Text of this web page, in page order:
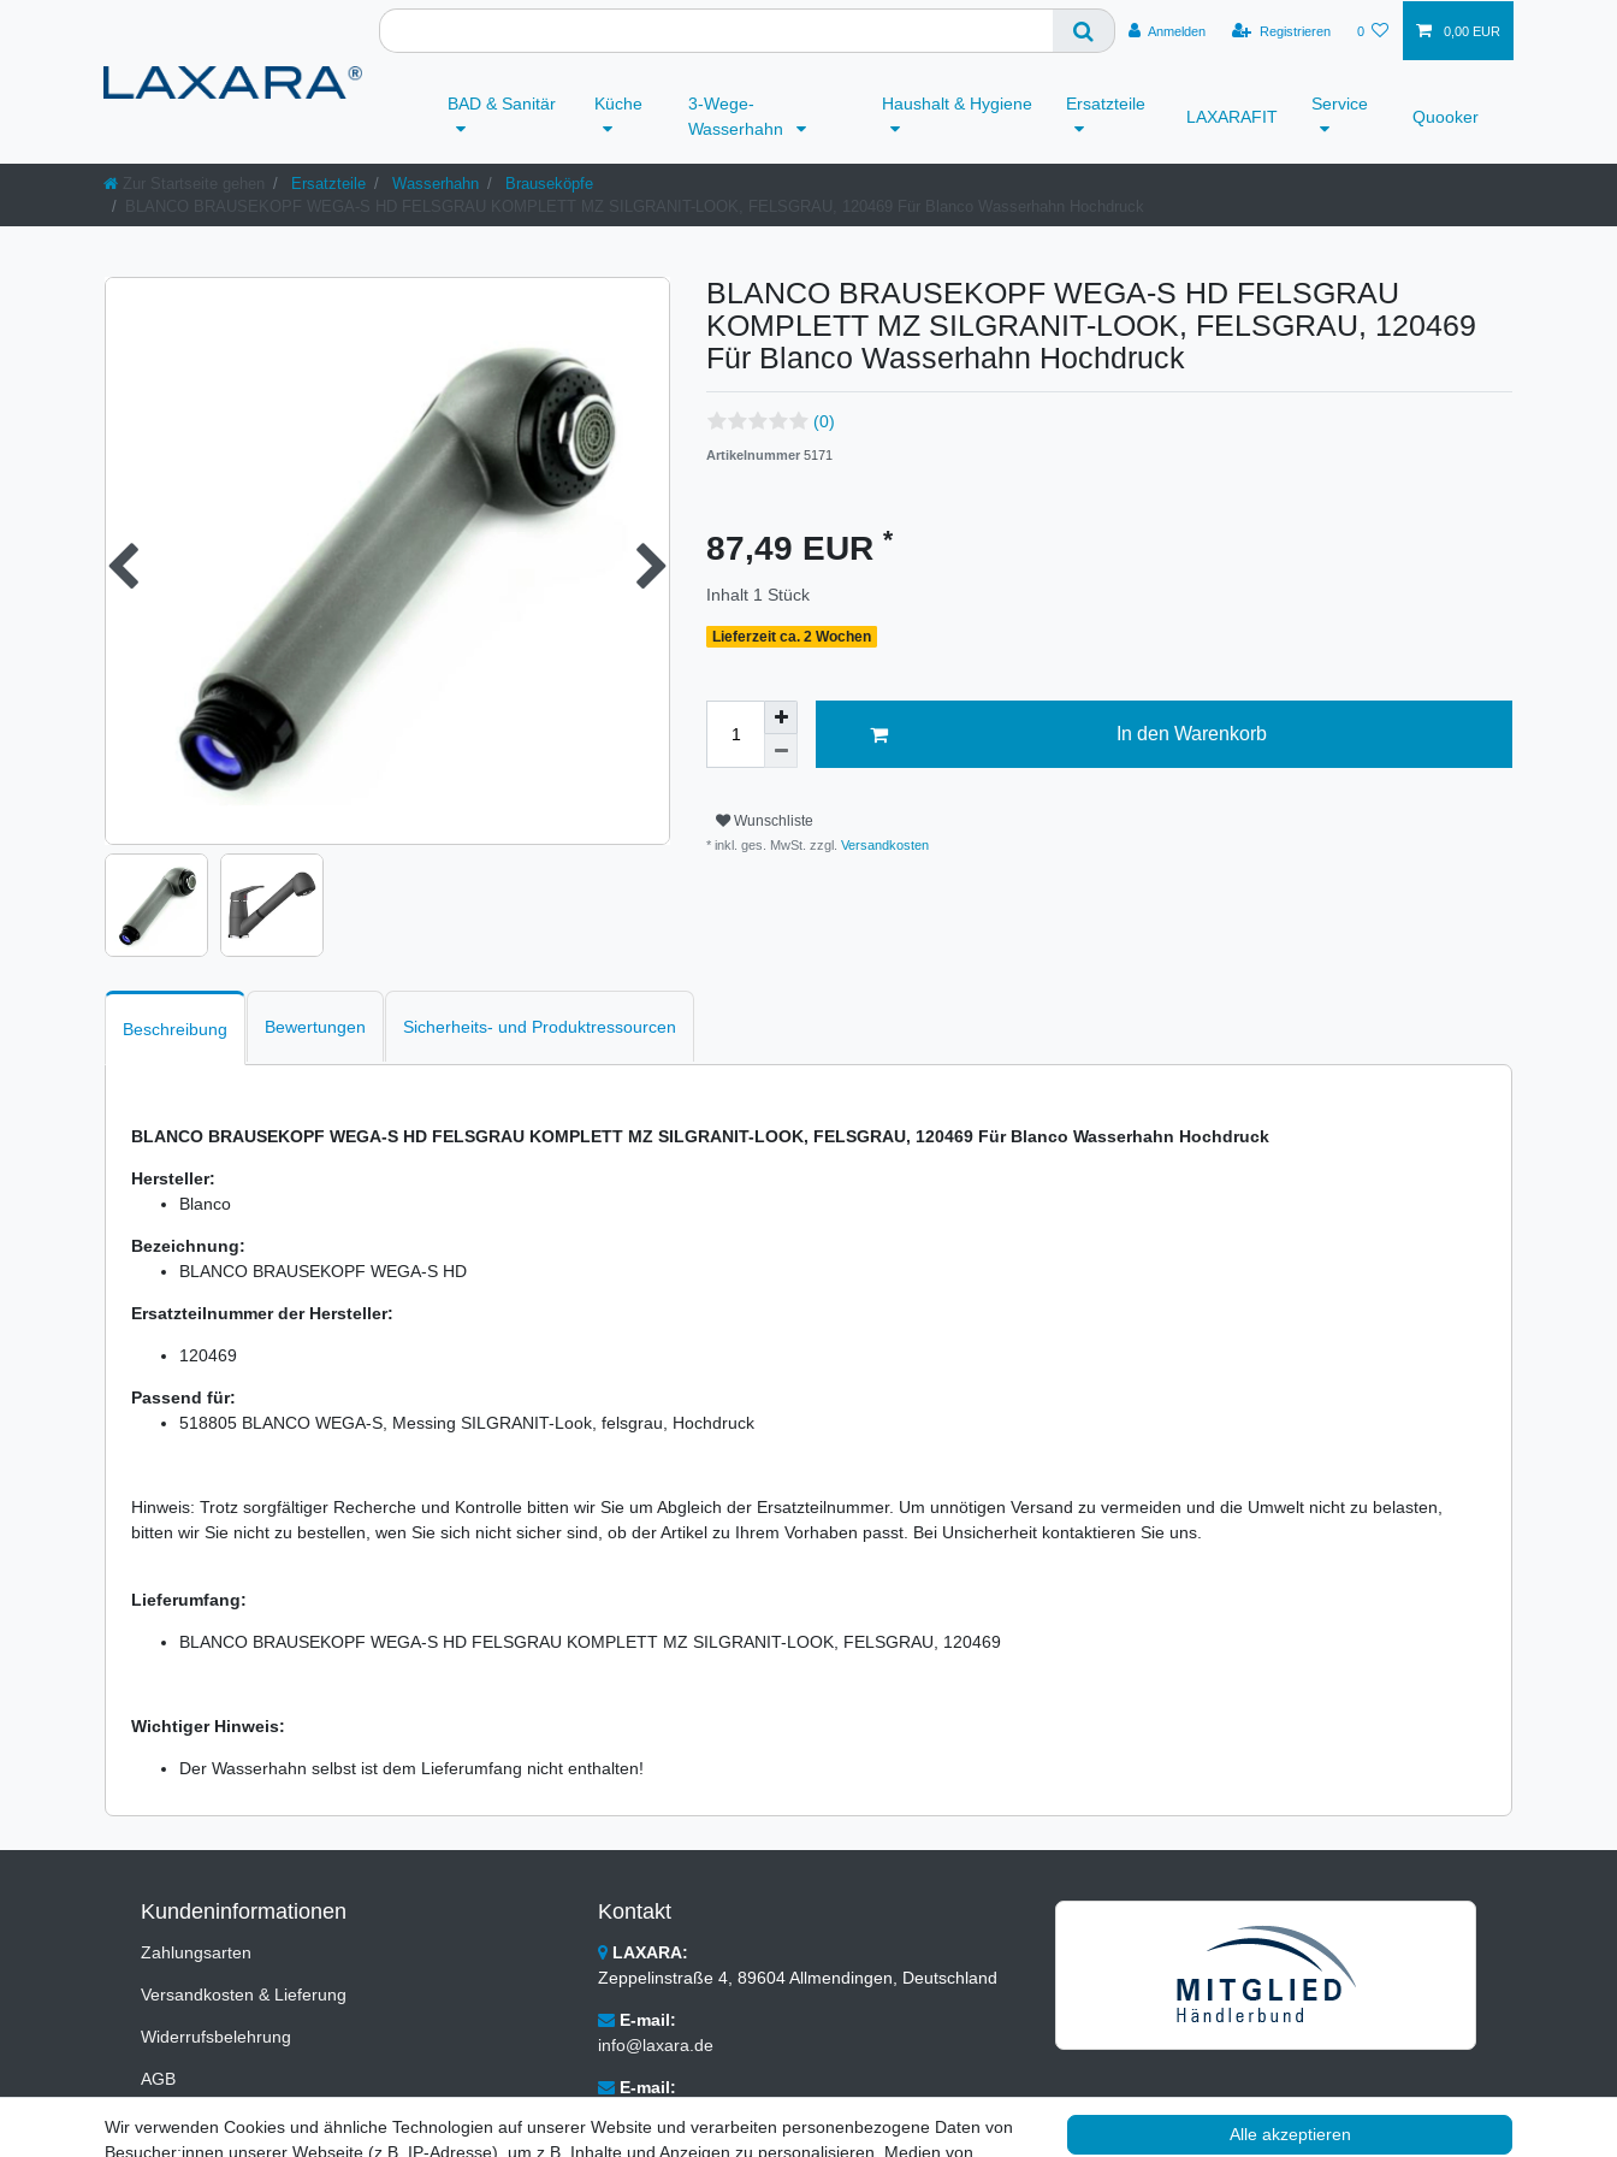
Anmelden Registrieren 0 0,00 EUR
BAD & Sanitär Küche
3-Wege-
Wasserhahn
Haushalt & Hygiene Ersatzteile
LAXARAFIT
Service
Quooker
Ersatzteile Wasserhahn
Brauseköpfe
BLANCO BRAUSEKOPF WEGA-S HD FELSGRAU KOMPLETT MZ SILGRANIT-LOOK, FELSGRAU, 120469 Für Blanco Wasserhahn Hochdruck
BLANCO BRAUSEKOPF WEGA-S HD FELSGRAU
KOMPLETT MZ SILGRANIT-LOOK, FELSGRAU, 120469
Für Blanco Wasserhahn Hochdruck
(0)
Artikelnummer 5171
87,49 EUR *
Inhalt 1 Stück
Lieferzeit ca. 2 Wochen
In den Warenkorb
Wunschliste
* inkl. ges. MwSt. zzgl. Versandkosten
Beschreibung Bewertungen Sicherheits- und Produktressourcen
BLANCO BRAUSEKOPF WEGA-S HD FELSGRAU KOMPLETT MZ SILGRANIT-LOOK, FELSGRAU, 120469 Für Blanco Wasserhahn Hochdruck
Hersteller:
Blanco
Bezeichnung:
BLANCO BRAUSEKOPF WEGA-S HD
Ersatzteilnummer der Hersteller:
120469
Passend für:
518805 BLANCO WEGA-S, Messing SILGRANIT-Look, felsgrau, Hochdruck
Hinweis: Trotz sorgfältiger Recherche und Kontrolle bitten wir Sie um Abgleich der Ersatzteilnummer. Um unnötigen Versand zu vermeiden und die Umwelt nicht zu belasten,
bitten wir Sie nicht zu bestellen, wen Sie sich nicht sicher sind, ob der Artikel zu Ihrem Vorhaben passt. Bei Unsicherheit kontaktieren Sie uns.
Lieferumfang:
BLANCO BRAUSEKOPF WEGA-S HD FELSGRAU KOMPLETT MZ SILGRANIT-LOOK, FELSGRAU, 120469
Wichtiger Hinweis:
Der Wasserhahn selbst ist dem Lieferumfang nicht enthalten!
Kundeninformationen
Zahlungsarten
Versandkosten & Lieferung
Widerrufsbelehrung
AGB
Impressum
Kontakt
LAXARA:
Zeppelinstraße 4, 89604 Allmendingen, Deutschland
E-mail:
info@laxara.de
E-mail:
Wir verwenden Cookies und ähnliche Technologien auf unserer Website und verarbeiten personenbezogene Daten von
Besucher:innen unserer Webseite (z.B. IP-Adresse), um z.B. Inhalte und Anzeigen zu personalisieren, Medien von
Alle akzeptieren